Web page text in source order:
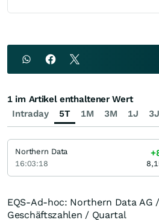
EQS-Ad-hoc: Northern Data AG
Geschäftszahlen / Quartal
Intraday 5T 1M 3M 1J 3J
1 im Artikel enthaltener Wert
Northern Data
16:03:18